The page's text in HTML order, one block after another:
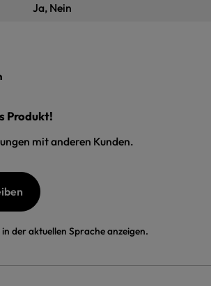
Ja, Nein
von 0 von 5 Sternen
Produkt!
mit anderen Kunden.
der aktuellen Sprache anzeigen.